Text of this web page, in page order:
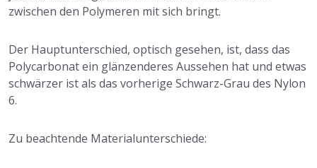
zwischen den Polymeren mit sich bringt.
Der Hauptunterschied, optisch gesehen, ist, dass das
Polycarbonat ein glänzenderes Aussehen hat und etwas
schwärzer ist als das vorherige Schwarz-Grau des Nylon
6.
Zu beachtende Materialunterschiede: